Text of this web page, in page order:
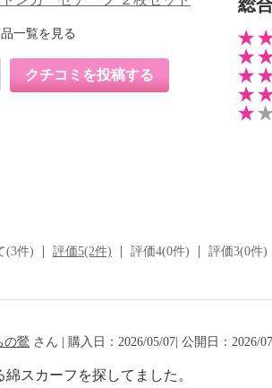
一覧を見る
クチコミを投稿する
総
(3件) 評価5(2件) 評価4(0件) 評価3(0件)
の鶯 さん | 購入日：2026/05/07| 公開日：2026/
スカーフを探してました。